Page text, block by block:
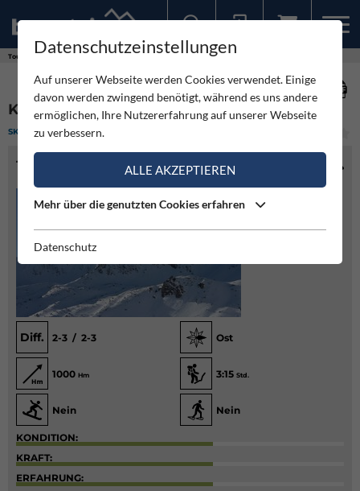
Touren
KNAUDACHKOGEL AUS DEM TRIEBENTAL
SKITOUR LEICHT
TOURENINFO
Diff. 2-3 / 2-3 Ost
1000 Hm 3:15 Std.
Nein Nein
KONDITION:
KRAFT:
ERFAHRUNG:
Datenschutzeinstellungen
Auf unserer Webseite werden Cookies verwendet. Einige
davon werden zwingend benötigt, während es uns andere
ermöglichen, Ihre Nutzererfahrung auf unserer Webseite
zu verbessern.
ALLE AKZEPTIEREN
Mehr über die genutzten Cookies erfahren
Datenschutz